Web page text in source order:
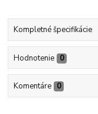
Kompletné špecifikácie
Hodnotenie 0
Komentáre 0